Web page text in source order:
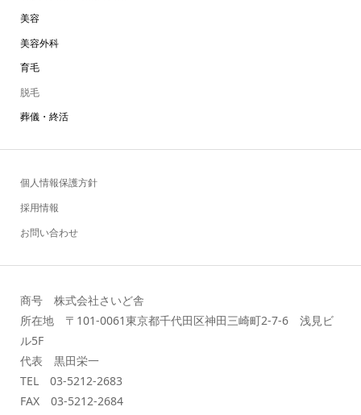
美容
美容外科
育毛
脱毛
葬儀・終活
個人情報保護方針
採用情報
お問い合わせ
商号 株式会社さいど舎
所在地 〒101-0061東京都千代田区神田三崎町2-7-6 浅見ビ
ル5F
代表 黒田栄一
TEL 03-5212-2683
FAX 03-5212-2684